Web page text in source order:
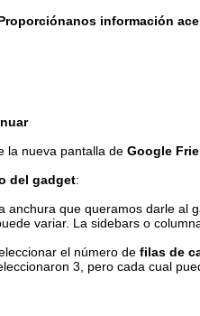
información
la nueva pantalla de Google
del gadget:
anchura que queramos darle al
variar. La sidebars o
el número de filas de
3, pero cada cual